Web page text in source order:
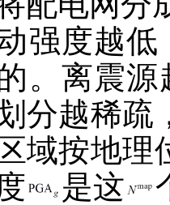
强度越
。离震
分越稀疏
域按地理
是这